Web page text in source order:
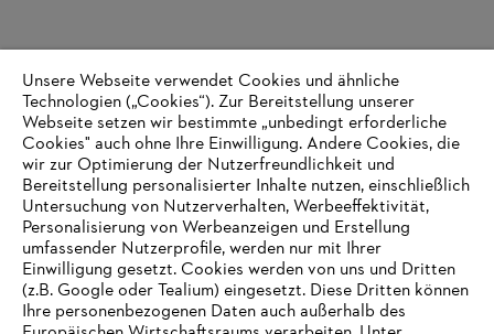
Unsere Webseite verwendet Cookies und ähnliche
Technologien („Cookies“). Zur Bereitstellung unserer
Webseite setzen wir bestimmte „unbedingt erforderliche
Cookies" auch ohne Ihre Einwilligung. Andere Cookies, die
wir zur Optimierung der Nutzerfreundlichkeit und
Bereitstellung personalisierter Inhalte nutzen, einschließlich
Untersuchung von Nutzerverhalten, Werbeeffektivität,
Personalisierung von Werbeanzeigen und Erstellung
umfassender Nutzerprofile, werden nur mit Ihrer
Einwilligung gesetzt. Cookies werden von uns und Dritten
(z.B. Google oder Tealium) eingesetzt. Diese Dritten können
Ihre personenbezogenen Daten auch außerhalb des